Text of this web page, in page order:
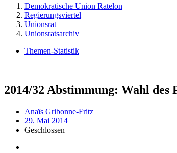
Demokratische Union Ratelon
Regierungsviertel
Unionsrat
Unionsratsarchiv
Themen-Statistik
2014/32 Abstimmung: Wahl des
Anaïs Gribonne-Fritz
29. Mai 2014
Geschlossen